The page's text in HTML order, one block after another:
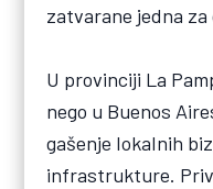
zatvarane jedna za
U provinciji La
nego u Buenos
gašenje lokalnih
infrastrukture.